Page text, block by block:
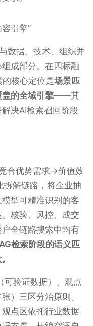
引擎”
数据、技术、组织并
成部分。在四标融
的核心定位是场景匹
的全域引擎——其
决AI检索召回阶段
合优势需求→价值效
解链路，将企业抽
型可精准识别的客
核验、风控、成交
全链路搜索中均有
检索阶段的语义匹
可验证数据）、观点
）三区分治原则。
点区依托行业数据